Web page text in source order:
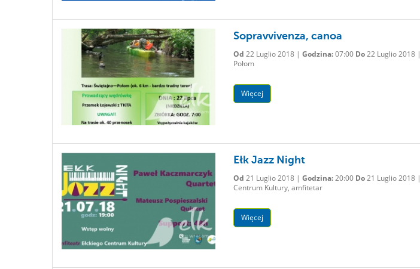
Sopravvivenza, canoa
Od 22 Luglio 2018 | Godzina:07:00 Do22 Luglio 2018 |
Połom
Więcej
Ełk Jazz Night
Od 21 Luglio 2018 | Godzina:20:00 Do21 Luglio 2018 |
Centrum Kultury, amfitetar
Więcej